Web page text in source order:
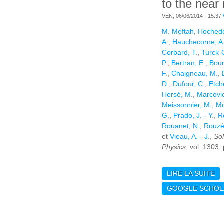
to the near
VEN, 06/06/2014 - 15:37
M. Meftah
A.
Hauchecorne,
Corbard, T.
Turck-
P.
Bertran, E.
F.
Chaigneau, M.
D.
Dufour, C.
Hersé, M.
Meissonnier, M.
G.
Prado, J. - Y.
Rouanet, N.
et Vieau, A. - J.
Physics , vol.
LIRE LA SUITE
GOOGLE